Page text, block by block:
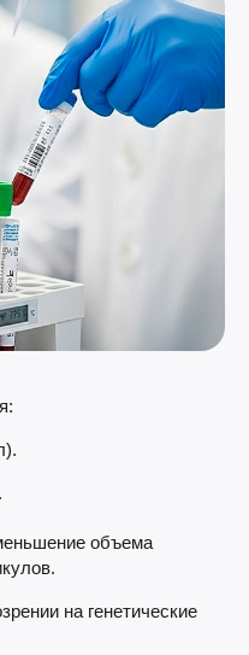
объема
на генетические